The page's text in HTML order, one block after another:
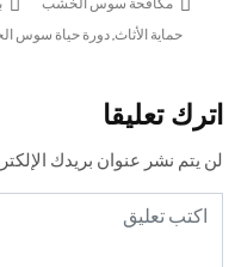
حماية الأثاث دورة حياة سوس
اترك تعليقا
لن يتم نشر عنوان بريدك